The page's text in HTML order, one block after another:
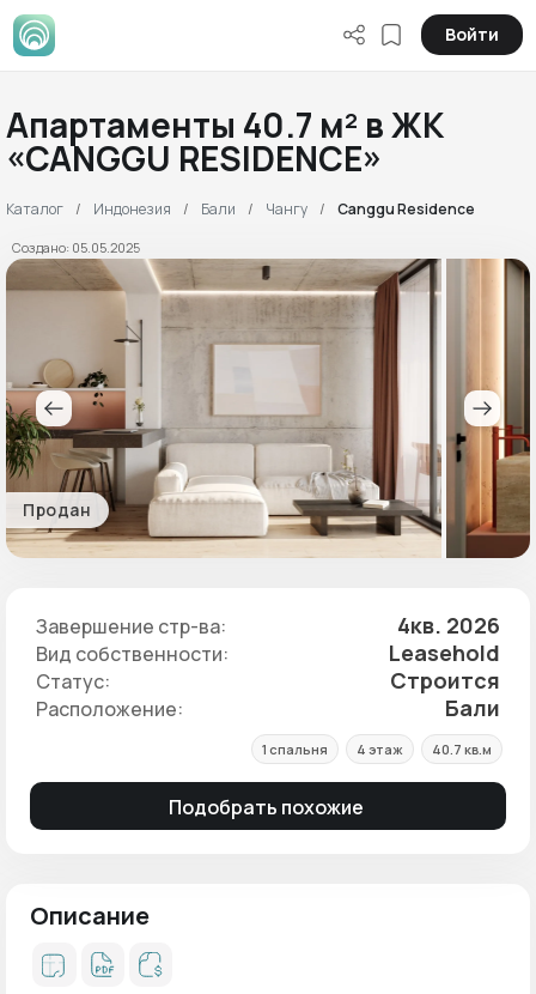
Войти
Апартаменты 40.7 м² в ЖК
«CANGGU RESIDENCE»
Каталог Индонезия Бали Чангу Canggu Residence
Создано: 05.05.2025
Продан
Завершение стр-ва: 4кв. 2026
Вид собственности: Leasehold
Статус: Строится
Расположение: Бали
1 спальня 4 этаж 40.7 кв.м
Подобрать похожие
Описание